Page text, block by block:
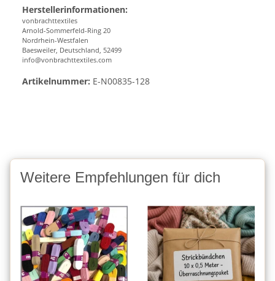
Herstellerinformationen:
vonbrachttextiles
Arnold-Sommerfeld-Ring 20
Nordrhein-Westfalen
Baesweiler, Deutschland, 52499
info@vonbrachttextiles.com
Artikelnummer: E-N00835-128
Weitere Empfehlungen für dich